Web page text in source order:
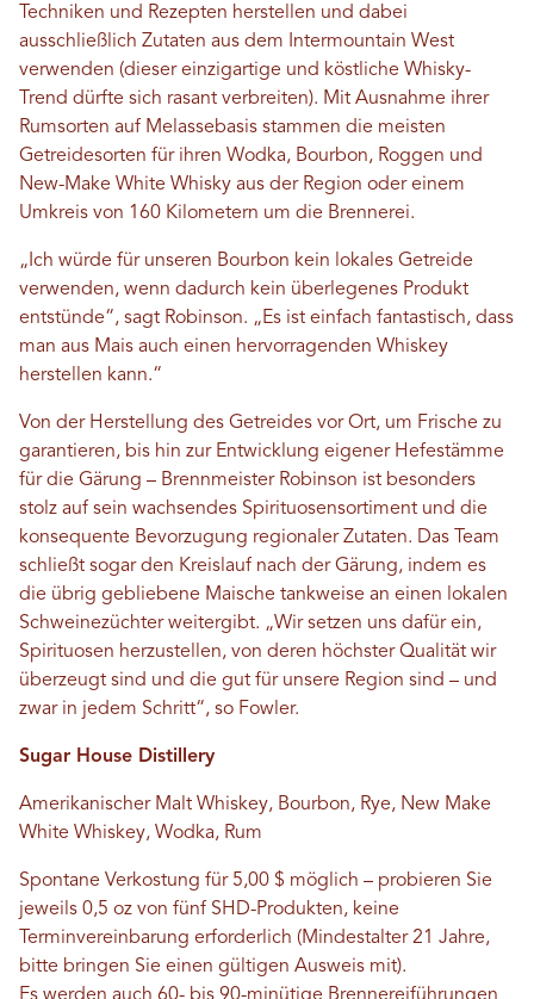
Techniken und Rezepten herstellen und dabei
ausschließlich Zutaten aus dem Intermountain West
verwenden (dieser einzigartige und köstliche Whisky-
Trend dürfte sich rasant verbreiten). Mit Ausnahme ihrer
Rumsorten auf Melassebasis stammen die meisten
Getreidesorten für ihren Wodka, Bourbon, Roggen und
New-Make White Whisky aus der Region oder einem
Umkreis von 160 Kilometern um die Brennerei.
„Ich würde für unseren Bourbon kein lokales Getreide
verwenden, wenn dadurch kein überlegenes Produkt
entstünde“, sagt Robinson. „Es ist einfach fantastisch, dass
man aus Mais auch einen hervorragenden Whiskey
herstellen kann.“
Von der Herstellung des Getreides vor Ort, um Frische zu
garantieren, bis hin zur Entwicklung eigener Hefestämme
für die Gärung – Brennmeister Robinson ist besonders
stolz auf sein wachsendes Spirituosensortiment und die
konsequente Bevorzugung regionaler Zutaten. Das Team
schließt sogar den Kreislauf nach der Gärung, indem es
die übrig gebliebene Maische tankweise an einen lokalen
Schweinezüchter weitergibt. „Wir setzen uns dafür ein,
Spirituosen herzustellen, von deren höchster Qualität wir
überzeugt sind und die gut für unsere Region sind – und
zwar in jedem Schritt“, so Fowler.
Sugar House Distillery
Amerikanischer Malt Whiskey, Bourbon, Rye, New Make
White Whiskey, Wodka, Rum
Spontane Verkostung für 5,00 $ möglich – probieren Sie
jeweils 0,5 oz von fünf SHD-Produkten, keine
Terminvereinbarung erforderlich (Mindestalter 21 Jahre,
bitte bringen Sie einen gültigen Ausweis mit).